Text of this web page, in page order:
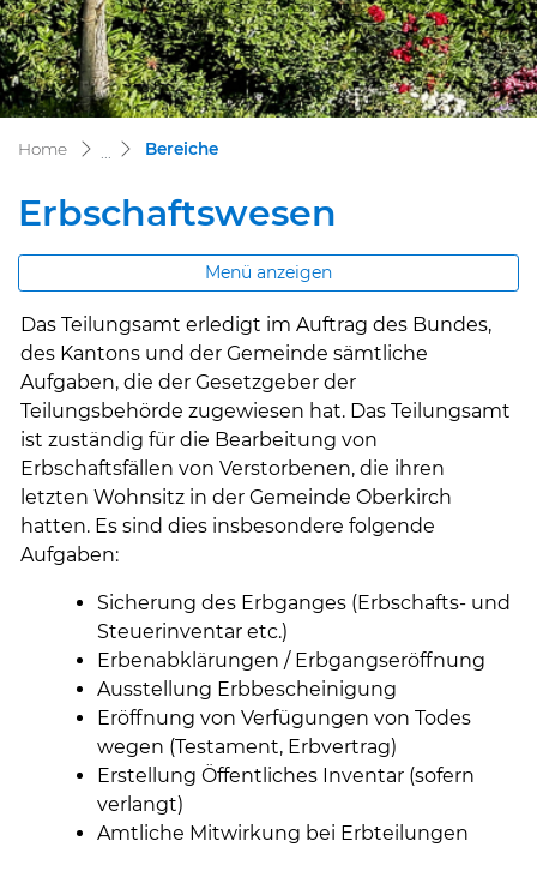
Home Bereiche(ausgewählt)
Erbschaftswesen
Menü anzeigen
Das Teilungsamt erledigt im Auftrag des Bundes,
des Kantons und der Gemeinde sämtliche
Aufgaben, die der Gesetzgeber der
Teilungsbehörde zugewiesen hat. Das Teilungsamt
ist zuständig für die Bearbeitung von
Erbschaftsfällen von Verstorbenen, die ihren
letzten Wohnsitz in der Gemeinde Oberkirch
hatten. Es sind dies insbesondere folgende
Aufgaben:
Sicherung des Erbganges (Erbschafts- und
Steuerinventar etc.)
Erbenabklärungen / Erbgangseröffnung
Ausstellung Erbbescheinigung
Eröffnung von Verfügungen von Todes
wegen (Testament, Erbvertrag)
Erstellung Öffentliches Inventar (sofern
verlangt)
Amtliche Mitwirkung bei Erbteilungen
Zugehörige Objekte